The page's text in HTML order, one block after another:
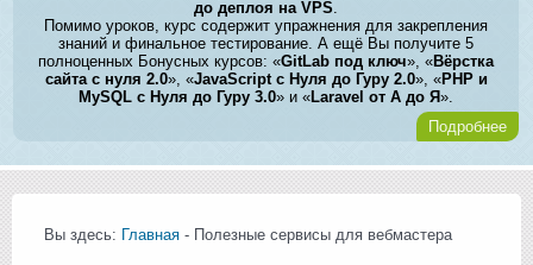
до деплоя на VPS.
Помимо уроков, курс содержит упражнения для закрепления
знаний и финальное тестирование. А ещё Вы получите 5
полноценных Бонусных курсов: «GitLab под ключ», «Вёрстка
сайта с нуля 2.0», «JavaScript с Нуля до Гуру 2.0», «PHP и
MySQL с Нуля до Гуру 3.0» и «Laravel от А до Я».
Подробнее
Вы здесь: Главная - Полезные сервисы для вебмастера